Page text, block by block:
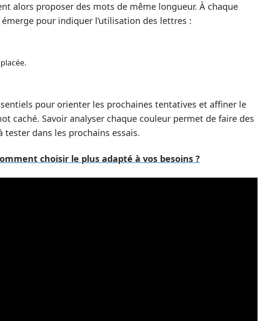
alors proposer des mots de même longueur. À chaque
pour indiquer l’utilisation des lettres :
pour orienter les prochaines tentatives et affiner le
caché. Savoir analyser chaque couleur permet de faire des
dans les prochains essais.
choisir le plus adapté à vos besoins ?